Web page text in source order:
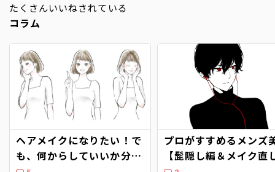
たくさんいいねされている
コラム
ヘアメイクになりたい！で
も、何からしていいか分か
プロがすすめるメンズ
【髭隠し編＆メイク直